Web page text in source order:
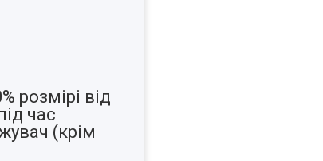
розмірі від
час
(крім